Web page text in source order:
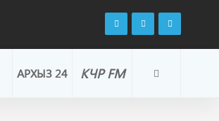
КЧР FM
АРХЫЗ 24